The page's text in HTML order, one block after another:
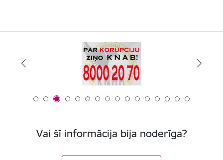
Vai šī informācija bija noderīga?